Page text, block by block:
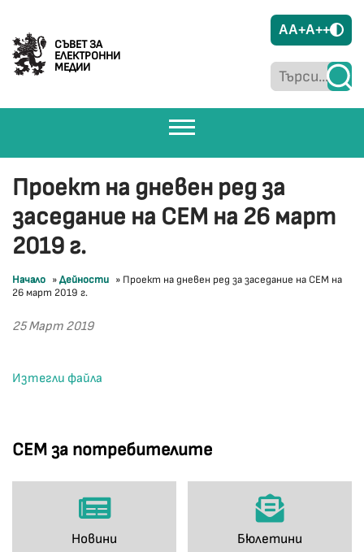
СЪВЕТ ЗА
ЕЛЕКТРОННИ
МЕДИИ
AA+A++
СЕМ за потребителите
Новини Бюлетини
Проект на дневен ред за
заседание на СЕМ на 26 март
2019 г.
Начало »Дейности » Проект на дневен ред за заседание на СЕМ на
26 март 2019 г.
25 Март 2019
Изтегли файла